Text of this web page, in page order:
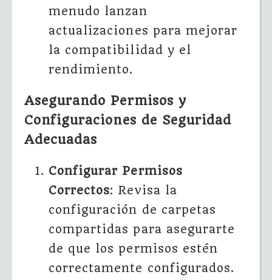
menudo lanzan
actualizaciones para mejorar
la compatibilidad y el
rendimiento.
Asegurando Permisos y
Configuraciones de Seguridad
Adecuadas
Configurar Permisos
Correctos: Revisa la
configuración de carpetas
compartidas para asegurarte
de que los permisos estén
correctamente configurados.